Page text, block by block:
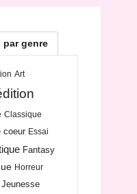
par genre
Art
Classique
coeur Essai
Fantasy
Horreur
Jeunesse